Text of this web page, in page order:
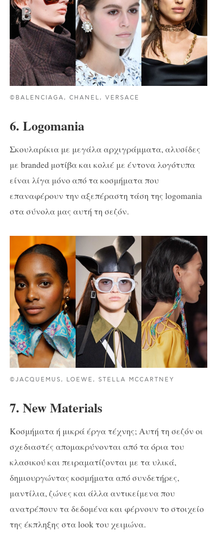
©BALENCIAGA, CHANEL, VERSACE
6. Logomania
Σκουλαρίκια με μεγάλα αρχιγράμματα, αλυσίδες
με branded μοτίβα και κολιέ με έντονα λογότυπα
είναι λίγα μόνο από τα κοσμήματα που
επαναφέρουν την αξεπέραστη τάση της logomania
στα σύνολα μας αυτή τη σεζόν.
©JACQUEMUS, LOEWE, STELLA MCCARTNEY
7. New Materials
Κοσμήματα ή μικρά έργα τέχνης; Αυτή τη σεζόν οι
σχεδιαστές απομακρύνονται από τα όρια του
κλασικού και πειραματίζονται με τα υλικά,
δημιουργώντας κοσμήματα από συνδετήρες,
μαντίλια, ζώνες και άλλα αντικείμενα που
ανατρέπουν τα δεδομένα και φέρνουν το στοιχείο
της έκπληξης στα look του χειμώνα.